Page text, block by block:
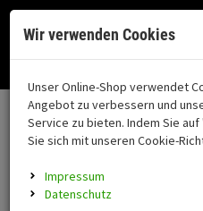
Fahrzeugteile
Neuheiten
coming soon
Ihr
Nutzung unserer Dienste
Okay
Menü
Motorrad auswählen
Versand &
Bitte wählen Sie Ihr Lieferland.
Wir verwenden Cookies
Unser Online-Shop verwendet
Angebot zu verbessern und
Service zu bieten. Indem Sie
Sie sich mit unseren Cookie-
Impressum
Datenschutz